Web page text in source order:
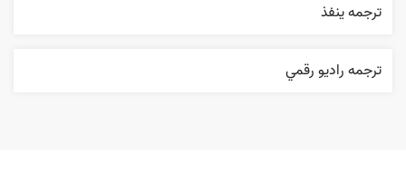
ترجمه ينفذ
ترجمه راديو رقمي